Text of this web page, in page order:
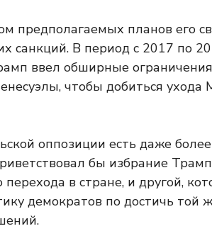
предполагаемых планов его
санкций. В период с 2017 по
ввел обширные
чтобы добиться ухода
оппозиции есть даже более
бы избрание
в стране, и другой,
демократов по достичь той